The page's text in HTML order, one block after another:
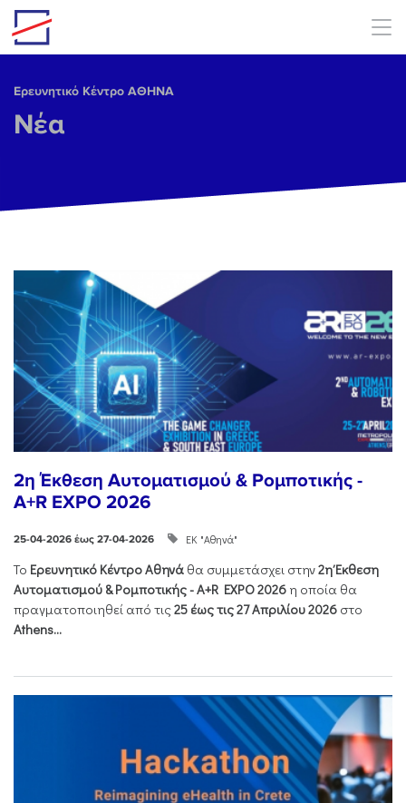
Skip to main content
Ερευνητικό Κέντρο ΑΘΗΝΑ
Νέα
2η Έκθεση Αυτοματισμού & Ρομποτικής -
A+R EXPO 2026
25-04-2026 έως 27-04-2026 ΕΚ "Αθηνά"
Το Ερευνητικό Κέντρο Αθηνά θα συμμετάσχει στην2η Έκθεση
Αυτοματισμού & Ρομποτικής - Α+R EXPO 2026 η οποία θα
πραγματοποιηθεί από τις25 έως τις 27 Απριλίου 2026 στο
Athens...